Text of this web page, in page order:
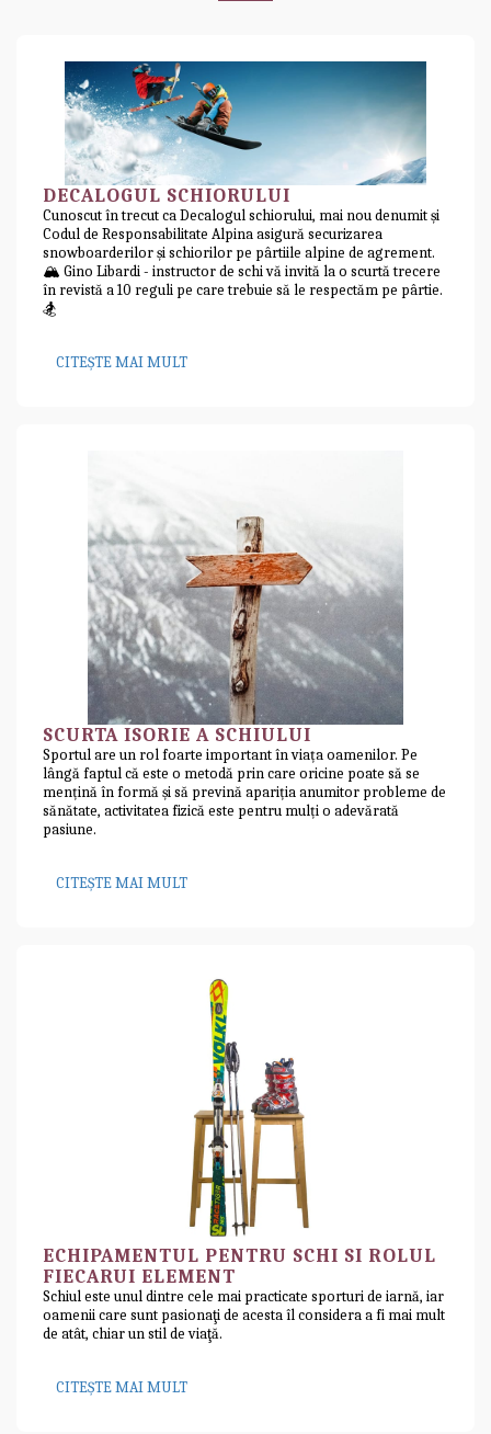
DECALOGUL SCHIORULUI
Cunoscut în trecut ca Decalogul schiorului, mai nou denumit și
Codul de Responsabilitate Alpina asigură securizarea
snowboarderilor și schiorilor pe pârtiile alpine de agrement.
🏔️ Gino Libardi - instructor de schi vă invită la o scurtă trecere
în revistă a 10 reguli pe care trebuie să le respectăm pe pârtie.
🏂
CITEȘTE MAI MULT
SCURTA ISORIE A SCHIULUI
Sportul are un rol foarte important în viața oamenilor. Pe
lângă faptul că este o metodă prin care oricine poate să se
mențină în formă și să prevină apariția anumitor probleme de
sănătate, activitatea fizică este pentru mulți o adevărată
pasiune.
CITEȘTE MAI MULT
ECHIPAMENTUL PENTRU SCHI SI ROLUL
FIECARUI ELEMENT
Schiul este unul dintre cele mai practicate sporturi de iarnă, iar
oamenii care sunt pasionaţi de acesta îl considera a fi mai mult
de atât, chiar un stil de viaţă.
CITEȘTE MAI MULT